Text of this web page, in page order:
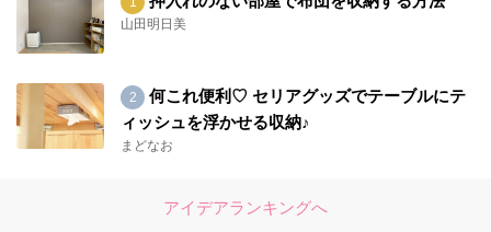
山田明日美
何これ便利♡ セリアグッズでテーブルにテ
ィッシュを浮かせる収納♪
まどなお
アイデアランキングへ